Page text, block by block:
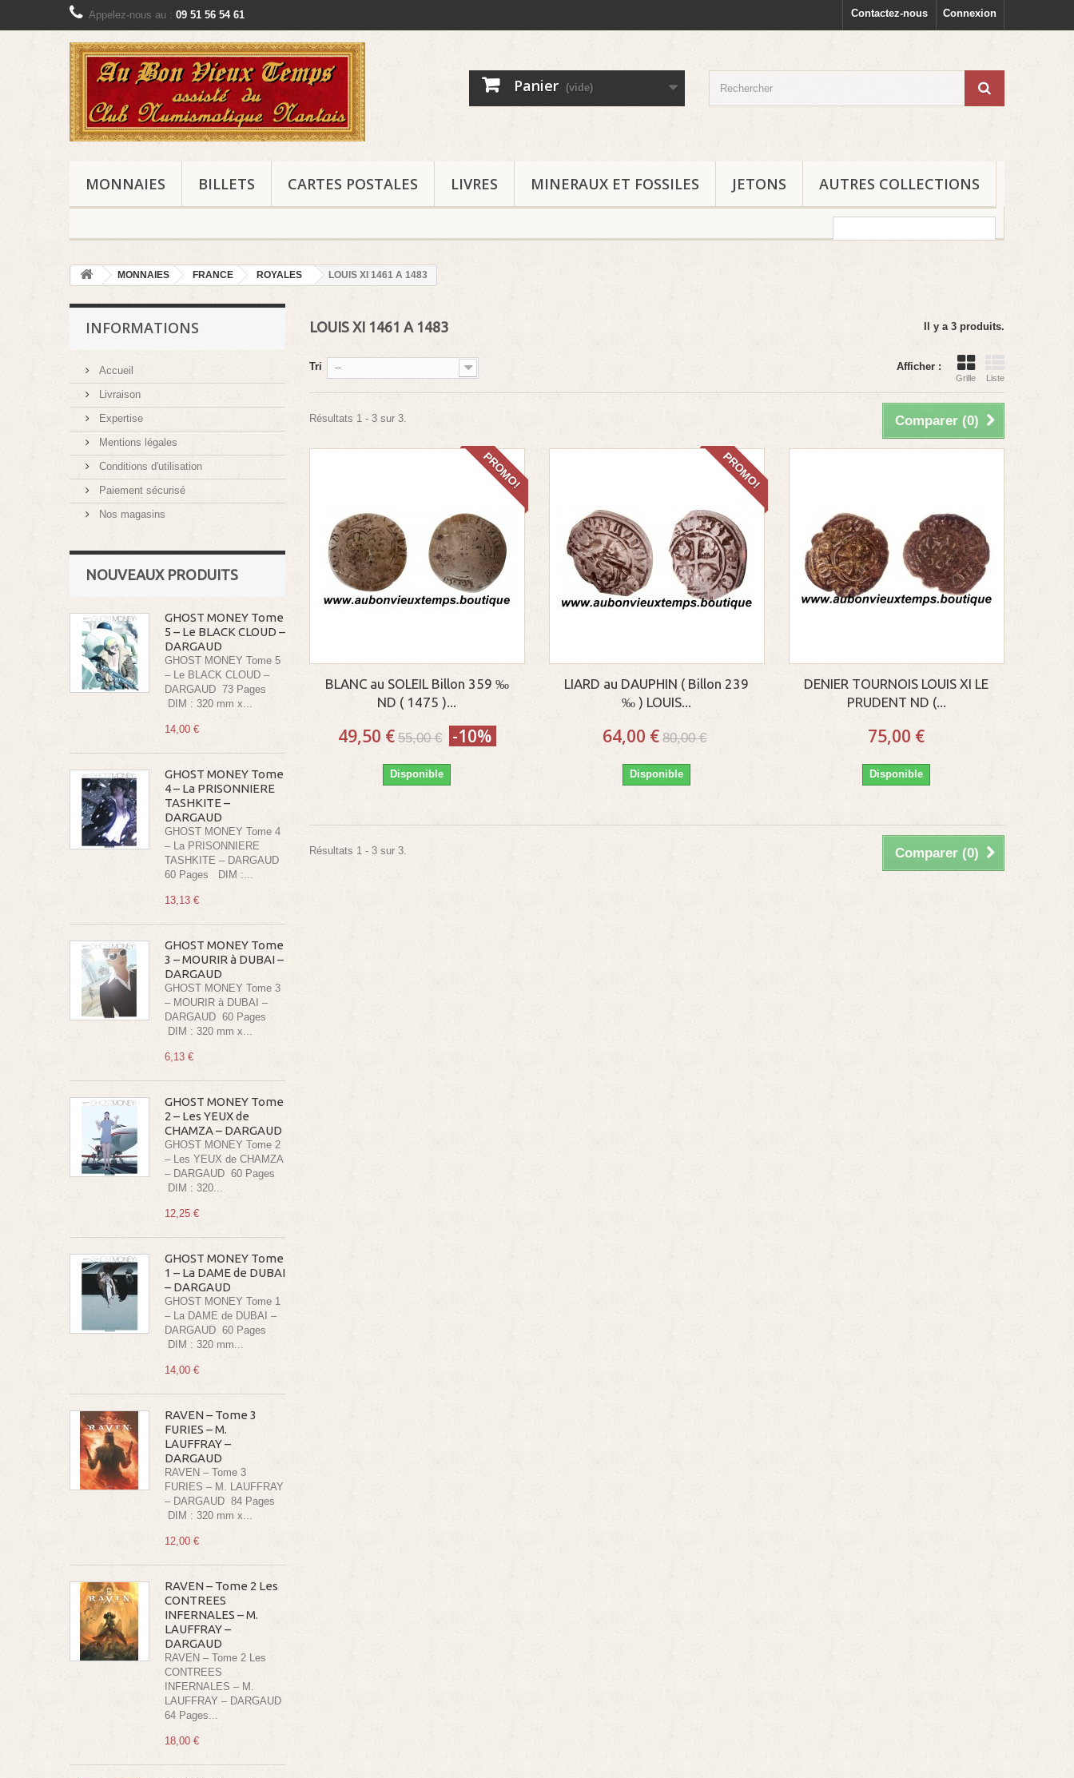
Connexion
Contactez-nous
Appelez-nous au : 09 51 56 54 61
Panier (vide)
MONNAIES BILLETS CARTES POSTALES LIVRES MINERAUX ET FOSSILES JETONS AUTRES COLLECTIONS
MONNAIES FRANCE ROYALES LOUIS XI 1461 A 1483
INFORMATIONS
Accueil
Livraison
Expertise
Mentions légales
Conditions d'utilisation
Paiement sécurisé
Nos magasins
NOUVEAUX PRODUITS
GHOST MONEY Tome
5 – Le BLACK CLOUD –
DARGAUD
GHOST MONEY Tome 5
– Le BLACK CLOUD –
DARGAUD 73 Pages
DIM : 320 mm x...
14,00 €
GHOST MONEY Tome
4 – La PRISONNIERE
TASHKITE –
DARGAUD
GHOST MONEY Tome 4
– La PRISONNIERE
TASHKITE – DARGAUD
60 Pages DIM :...
13,13 €
GHOST MONEY Tome
3 – MOURIR à DUBAI –
DARGAUD
GHOST MONEY Tome 3
– MOURIR à DUBAI –
DARGAUD 60 Pages
DIM : 320 mm x...
6,13 €
GHOST MONEY Tome
2 – Les YEUX de
CHAMZA – DARGAUD
GHOST MONEY Tome 2
– Les YEUX de CHAMZA
– DARGAUD 60 Pages
DIM : 320...
12,25 €
GHOST MONEY Tome
1 – La DAME de DUBAI
– DARGAUD
GHOST MONEY Tome 1
– La DAME de DUBAI –
DARGAUD 60 Pages
DIM : 320 mm...
14,00 €
RAVEN – Tome 3
FURIES – M.
LAUFFRAY –
DARGAUD
RAVEN – Tome 3
FURIES – M. LAUFFRAY
– DARGAUD 84 Pages
DIM : 320 mm x...
12,00 €
RAVEN – Tome 2 Les
CONTREES
INFERNALES – M.
LAUFFRAY –
DARGAUD
RAVEN – Tome 2 Les
CONTREES
INFERNALES – M.
LAUFFRAY – DARGAUD
64 Pages...
18,00 €
LOUIS XI 1461 A 1483 Il y a 3 produits.
Afficher :
Grille Liste
Tri --
Comparer (0)
Résultats 1 - 3 sur 3.
PROMO!
BLANC au SOLEIL Billon 359 ‰
ND ( 1475 )...
49,50 € 55,00 € -10%
Disponible
PROMO!
LIARD au DAUPHIN ( Billon 239
‰ ) LOUIS...
64,00 € 80,00 €
Disponible
DENIER TOURNOIS LOUIS XI LE
PRUDENT ND (...
75,00 €
Disponible
Comparer (0)
Résultats 1 - 3 sur 3.